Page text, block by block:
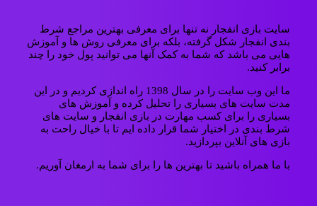
سایت بازی انفجار نه تنها برای معرفی بهترین مراجع شرط
بندی انفجار شکل گرفته، بلکه برای معرفی روش ها و آموزش
هایی می باشد که شما به کمک آنها می توانید پول خود را چند
برابر کنید.
ما این وب سایت را در سال 1398 راه اندازی کردیم و در این
مدت سایت های بسیاری را تحلیل کرده و آموزش های
بسیاری را برای کسب مهارت در بازی انفجار و سایت های
شرط بندی در اختیار شما قرار داده ایم تا با خیال راحت به
بازی های آنلاین بپردازید.
با ما همراه باشید تا بهترین ها را برای شما به ارمغان آوریم.